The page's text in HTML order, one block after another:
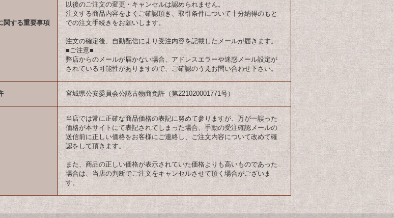
関する重要事項
以後のご注文の変更・キャンセルは認められません。
注文する商品内容をよくご確認頂き、取引条件について十分納得のもと
での注文手続きをお願いします。
注文の確定後、自動配信により受注内容を記載したメールが届きます。
■ご注意■
弊店からのメールが届かない場合、アドレスエラーや迷惑メール設定が
されている可能性がありますので、ご確認のうえお問い合わせ下さい。
宮城県公安委員会公認古物商免許（第221020001771号）
当店では常に正確な商品価格の表記に努めて参りますが、万が一誤った
価格が本サイトにて表記されてしまった場合、手動の受注確認メールの
送信前に正しい価格をお客様にご連絡し、ご注文内容について改めて確
認をして頂きます。
また、商品の正しい価格が表示されていた価格よりも高いものであった
場合は、当店の判断でご注文をキャンセルさせて頂く場合がございま
す。